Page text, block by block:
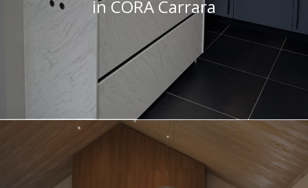
Bijzondere warme woonkeuken met